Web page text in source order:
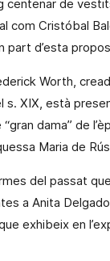
centenar de
com Cristóbal
part d’esta
Worth,
s. XIX, està
dama” de
Maria de
del passat
a Anita
exhibeix en